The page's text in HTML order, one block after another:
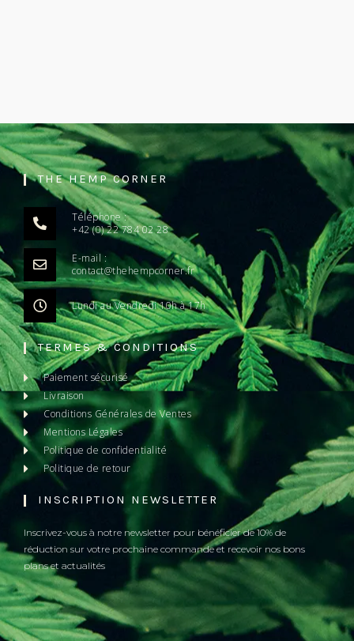
THE HEMP CORNER
Téléphone :
+42 (0) 22 784 02 28
E-mail :
contact@thehempcorner.fr
Lundi au Vendredi 10h à 17h
TERMES & CONDITIONS
Paiement sécurisé
Livraison
Conditions Générales de Ventes
Mentions Légales
Politique de confidentialité
Politique de retour
INSCRIPTION NEWSLETTER
Inscrivez-vous à notre newsletter pour bénéficier de 10% de
réduction sur votre prochaine commande et recevoir nos bons
plans et actualités